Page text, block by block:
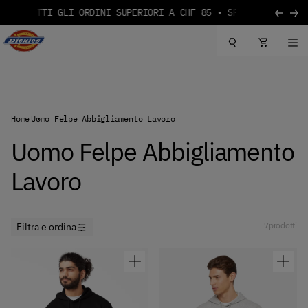
Vai al contenuto
TUTTI GLI ORDINI SUPERIORI A CHF 85
Logo Dickies
Home Uomo Felpe Abbigliamento Lavoro
Uomo Felpe Abbigliamento
Lavoro
Filtra e ordina 7prodotti